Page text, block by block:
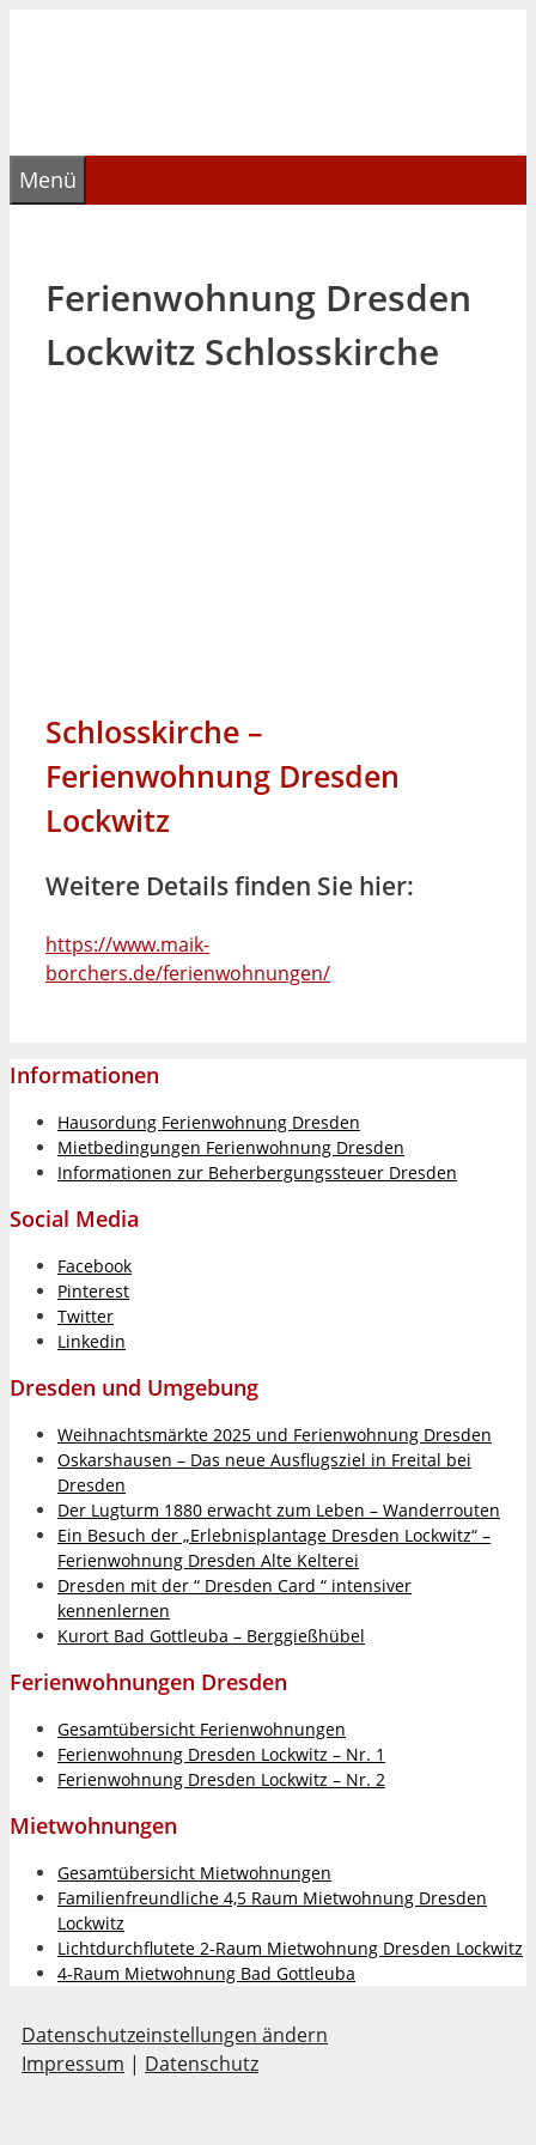
Menü
Ferienwohnung Dresden
Lockwitz Schlosskirche
Schlosskirche –
Ferienwohnung Dresden
Lockwitz
Weitere Details finden Sie hier:
https://www.maik-
borchers.de/ferienwohnungen/
Informationen
Hausordung Ferienwohnung Dresden
Mietbedingungen Ferienwohnung Dresden
Informationen zur Beherbergungssteuer Dresden
Social Media
Facebook
Pinterest
Twitter
Linkedin
Dresden und Umgebung
Weihnachtsmärkte 2025 und Ferienwohnung Dresden
Oskarshausen – Das neue Ausflugsziel in Freital bei
Dresden
Der Lugturm 1880 erwacht zum Leben – Wanderrouten
Ein Besuch der „Erlebnisplantage Dresden Lockwitz“ –
Ferienwohnung Dresden Alte Kelterei
Dresden mit der “ Dresden Card “ intensiver
kennenlernen
Kurort Bad Gottleuba – Berggießhübel
Ferienwohnungen Dresden
Gesamtübersicht Ferienwohnungen
Ferienwohnung Dresden Lockwitz – Nr. 1
Ferienwohnung Dresden Lockwitz – Nr. 2
Mietwohnungen
Gesamtübersicht Mietwohnungen
Familienfreundliche 4,5 Raum Mietwohnung Dresden
Lockwitz
Lichtdurchflutete 2-Raum Mietwohnung Dresden Lockwitz
4-Raum Mietwohnung Bad Gottleuba
Datenschutzeinstellungen ändern
Impressum | Datenschutz